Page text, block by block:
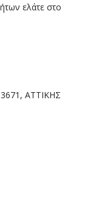
ελάτε στο
ΑΤΤΙΚΗΣ